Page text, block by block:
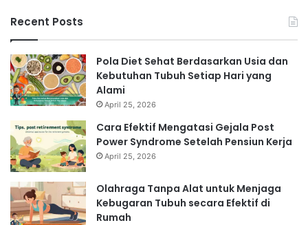
Recent Posts
Pola Diet Sehat Berdasarkan Usia dan
Kebutuhan Tubuh Setiap Hari yang
Alami
April 25, 2026
Cara Efektif Mengatasi Gejala Post
Power Syndrome Setelah Pensiun Kerja
April 25, 2026
Olahraga Tanpa Alat untuk Menjaga
Kebugaran Tubuh secara Efektif di
Rumah